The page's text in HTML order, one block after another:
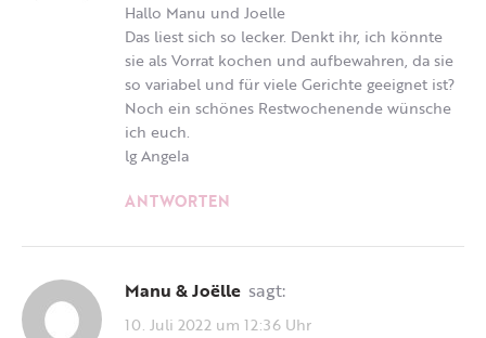
Hallo Manu und Joelle
Das liest sich so lecker. Denkt ihr, ich könnte
sie als Vorrat kochen und aufbewahren, da sie
so variabel und für viele Gerichte geeignet ist?
Noch ein schönes Restwochenende wünsche
ich euch.
lg Angela
ANTWORTEN
Manu & Joëlle sagt:
10. Juli 2022 um 12:36 Uhr